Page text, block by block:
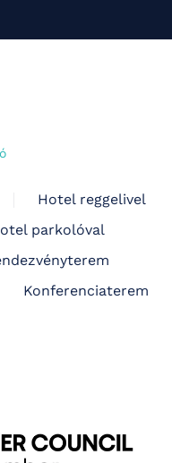
Hotel reggelivel
parkolóval
Konferenciaterem